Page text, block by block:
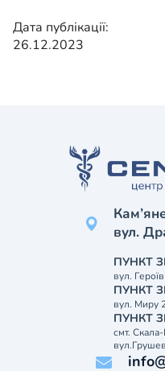
Дата публікації:
26.12.2023
вул.
ПУНКТ
вул.
ПУНКТ
вул. Миру
ПУНКТ
смт.